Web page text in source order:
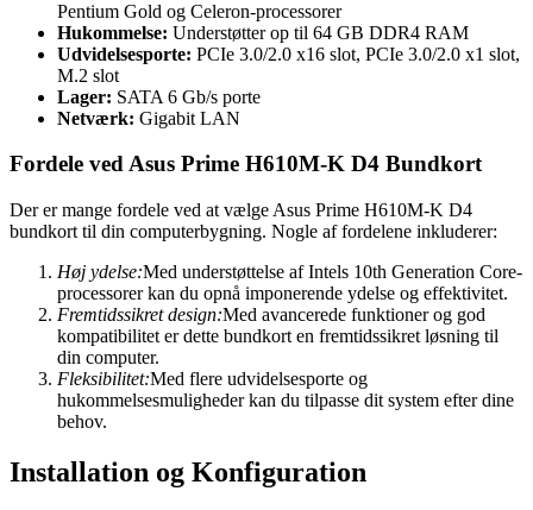
Pentium Gold og Celeron-processorer
Hukommelse: Understøtter op til 64 GB DDR4 RAM
Udvidelsesporte: PCIe 3.0/2.0 x16 slot, PCIe 3.0/2.0 x1 slot,
M.2 slot
Lager: SATA 6 Gb/s porte
Netværk: Gigabit LAN
Fordele ved Asus Prime H610M-K D4 Bundkort
Der er mange fordele ved at vælge Asus Prime H610M-K D4
bundkort til din computerbygning. Nogle af fordelene inkluderer:
Høj ydelse:Med understøttelse af Intels 10th Generation Core-
processorer kan du opnå imponerende ydelse og effektivitet.
Fremtidssikret design:Med avancerede funktioner og god
kompatibilitet er dette bundkort en fremtidssikret løsning til
din computer.
Fleksibilitet:Med flere udvidelsesporte og
hukommelsesmuligheder kan du tilpasse dit system efter dine
behov.
Installation og Konfiguration